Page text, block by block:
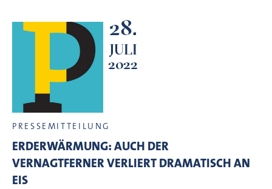
28.
JULI
2022
PRESSEMITTEILUNG
ERDERWÄRMUNG: AUCH DER
VERNAGTFERNER VERLIERT DRAMATISCH AN
EIS